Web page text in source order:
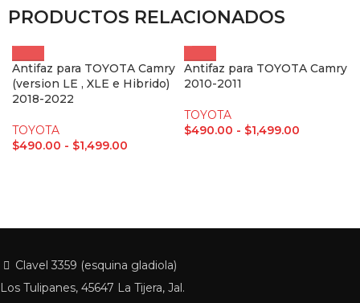
PRODUCTOS RELACIONADOS
Antifaz para TOYOTA Camry
(version LE , XLE e Hibrido)
2018-2022
TOYOTA
$490.00 - $1,499.00
Antifaz para TOYOTA Camry
2010-2011
TOYOTA
$490.00 - $1,499.00
Clavel 3359 (esquina gladiola)
Los Tulipanes, 45647 La Tijera, Jal.